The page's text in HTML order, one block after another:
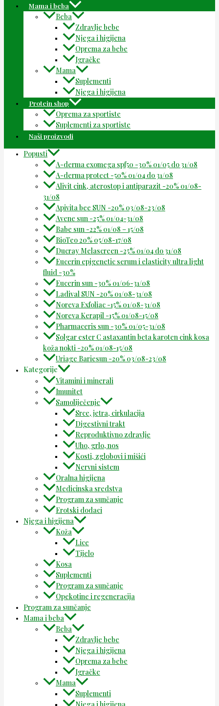
Mama i beba
Beba
Zdravlje bebe
Njega i higijena
Oprema za bebe
Igračke
Mama
Suplementi
Njega i higijena
Protein shop
Oprema za sportiste
Suplementi za sportiste
Naši proizvodi
Popusti
A-derma exomega spf50 -30% 01/05 do 31/08
A-derma protect -50% 01/04 do 31/08
Alivit cink, aterostop i antiparazit -20% 01/08-
31/08
Apivita bee SUN -20% 03/08-23/08
Avene sun -25% 01/04-31/08
Babe sun -22% 01/08 – 15/08
BioTeo 20% 05/08-17/08
Ducray Melascreen -25% 01/04 do 31/08
Eucerin epigenetic serum i elasticity ultra light
fluid -30%
Eucerin sun -30% 01/06-31/08
Ladival SUN -20% 01/08-31/08
Noreva Exfoliac -15% 01/08-31/08
Noreva Kerapil -15% 01/08-15/08
Pharmaceris sun -30% 01/05-31/08
Solgar ester C astaxantin beta karoten cink kosa
koža nokti -20% 01/08-15/08
Uriage Bariesun -20% 03/08-23/08
Kategorije
Vitamini i minerali
Imunitet
Samoliječenje
Srce, jetra, cirkulacija
Digestivni trakt
Reproduktivno zdravlje
Uho, grlo, nos
Kosti, zglobovi i mišići
Nervni sistem
Oralna higijena
Medicinska sredstva
Program za sunčanje
Erotski dodaci
Njega i higijena
Koža
Lice
Tijelo
Kosa
Suplementi
Program za sunčanje
Opekotine i regeneracija
Program za sunčanje
Mama i beba
Beba
Zdravlje bebe
Njega i higijena
Oprema za bebe
Igračke
Mama
Suplementi